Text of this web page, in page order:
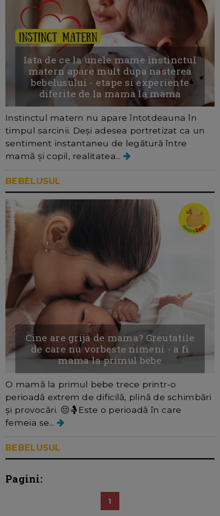
Iata de ce la unele mame instinctul
matern apare mult dupa nasterea
bebelusului - etape si experiente
diferite de la mama la mama
Instinctul matern nu apare întotdeauna în
timpul sarcinii. Deși adesea portretizat ca un
sentiment instantaneu de legătură între
mamă și copil, realitatea...
BEBELUSUL
Cine are grija de mama? Greutatile
de care nu vorbeste nimeni - a fi
mama la primul bebe
O mamă la primul bebe trece printr-o
perioadă extrem de dificilă, plină de schimbări
și provocări. 😔🤱Este o perioadă în care
femeia se...
BEBELUSUL
Pagini:
1